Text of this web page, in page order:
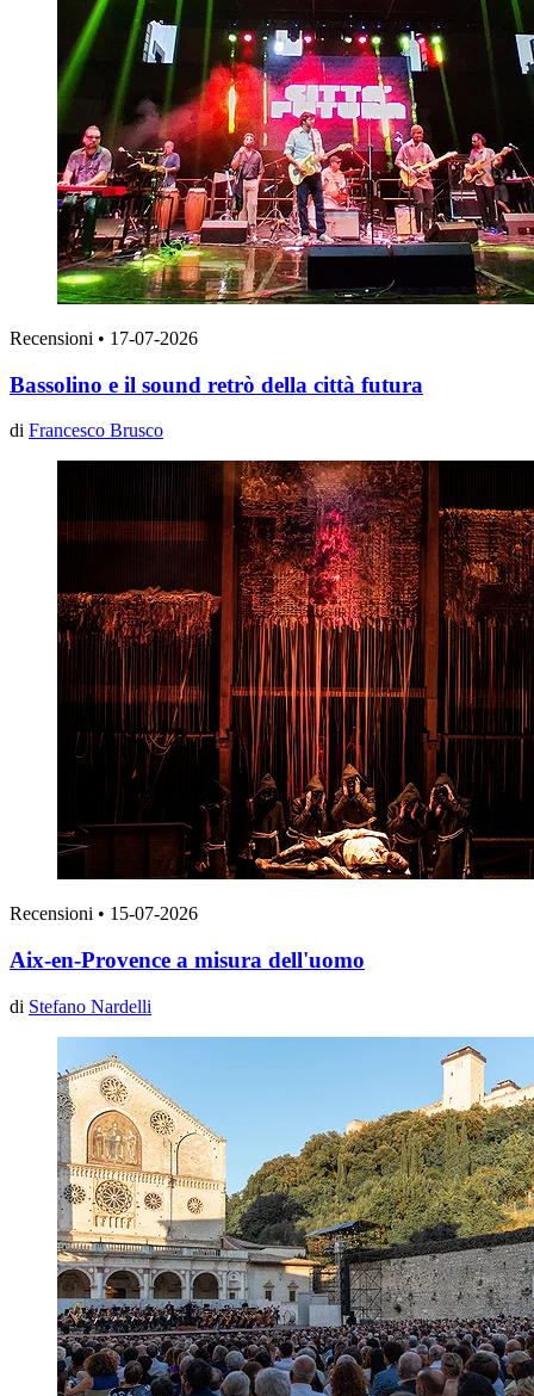
Recensioni • 17-07-2026
Bassolino e il sound retrò della città futura
di Francesco Brusco
Recensioni • 15-07-2026
Aix-en-Provence a misura dell'uomo
di Stefano Nardelli